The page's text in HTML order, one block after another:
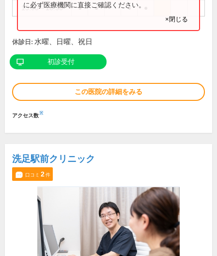
15:00～18:30 ● ● ●
に必ず医療機関に直接ご確認ください。
×閉じる
休診日: 水曜、日曜、祝日
初診受付
この医院の詳細をみる
アクセス数※
洗足駅前クリニック
口コミ 2件